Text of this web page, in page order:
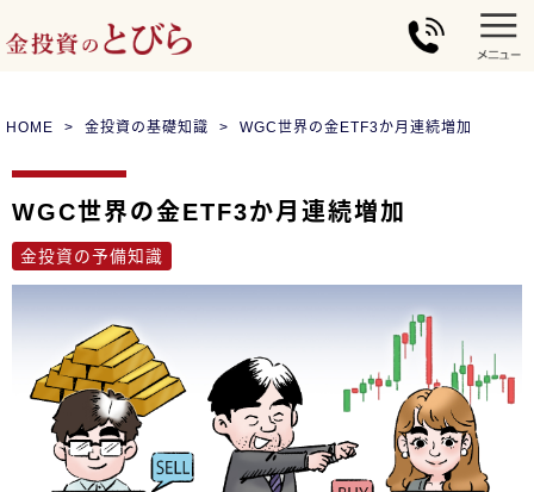
HOME 金投資の基礎知識 WGC世界の金ETF3か月連続増加
WGC世界の金ETF3か月連続増加
金投資の予備知識